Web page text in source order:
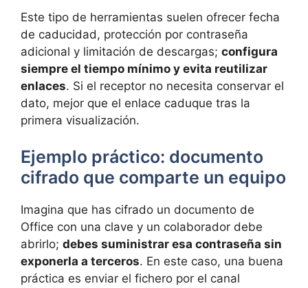
Este tipo de herramientas suelen ofrecer fecha
de caducidad, protección por contraseña
adicional y limitación de descargas; configura
siempre el tiempo mínimo y evita reutilizar
enlaces. Si el receptor no necesita conservar el
dato, mejor que el enlace caduque tras la
primera visualización.
Ejemplo práctico: documento
cifrado que comparte un equipo
Imagina que has cifrado un documento de
Office con una clave y un colaborador debe
abrirlo; debes suministrar esa contraseña sin
exponerla a terceros. En este caso, una buena
práctica es enviar el fichero por el canal